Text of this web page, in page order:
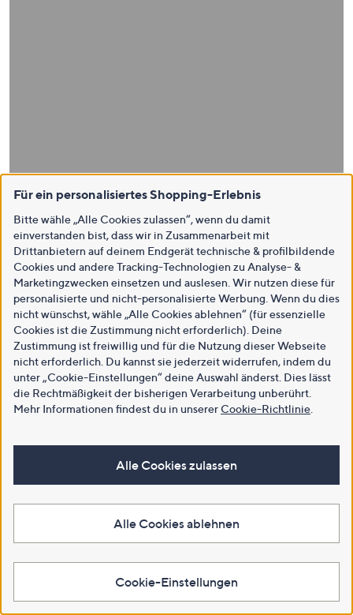
Für ein personalisiertes Shopping-Erlebnis
Bitte wähle „Alle Cookies zulassen“, wenn du damit
einverstanden bist, dass wir in Zusammenarbeit mit
Drittanbietern auf deinem Endgerät technische & profilbildende
Cookies und andere Tracking-Technologien zu Analyse- &
Marketingzwecken einsetzen und auslesen. Wir nutzen diese für
personalisierte und nicht-personalisierte Werbung. Wenn du dies
nicht wünschst, wähle „Alle Cookies ablehnen“ (für essenzielle
Cookies ist die Zustimmung nicht erforderlich). Deine
Zustimmung ist freiwillig und für die Nutzung dieser Webseite
nicht erforderlich. Du kannst sie jederzeit widerrufen, indem du
unter „Cookie-Einstellungen“ deine Auswahl änderst. Dies lässt
die Rechtmäßigkeit der bisherigen Verarbeitung unberührt.
Mehr Informationen findest du in unsererCookie-Richtlinie
Alle Cookies zulassen
Alle Cookies ablehnen
Cookie-Einstellungen